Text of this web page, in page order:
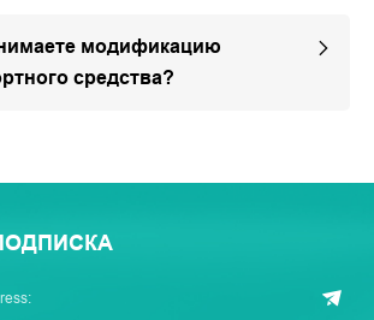
модификацию
средства?